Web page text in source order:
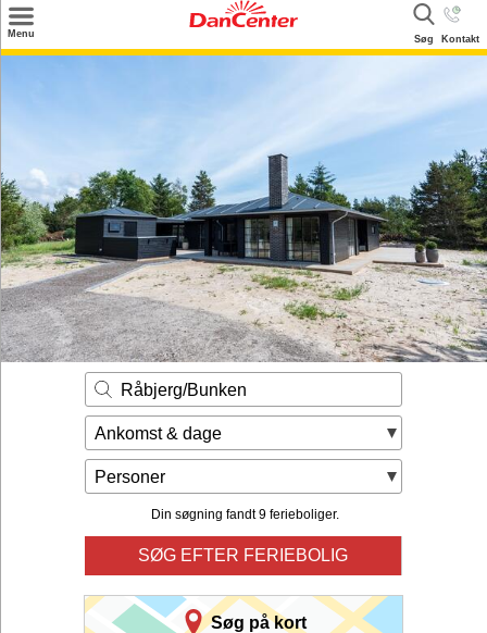
Menu Søg Kontakt
Inspiration
Info
Kontakt
Udlejning af sommerhus
Ejer
Råbjerg/Bunken
Ankomst & dage
Personer
Din søgning fandt 9 ferieboliger.
SØG EFTER FERIEBOLIG
Søg på kort